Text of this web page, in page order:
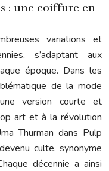
: une coiffure en
variations et
s’adaptant aux
époque. Dans les
de la mode
version courte et
art et à la révolution
Thurman dans Pulp
culte, synonyme
décennie a ainsi